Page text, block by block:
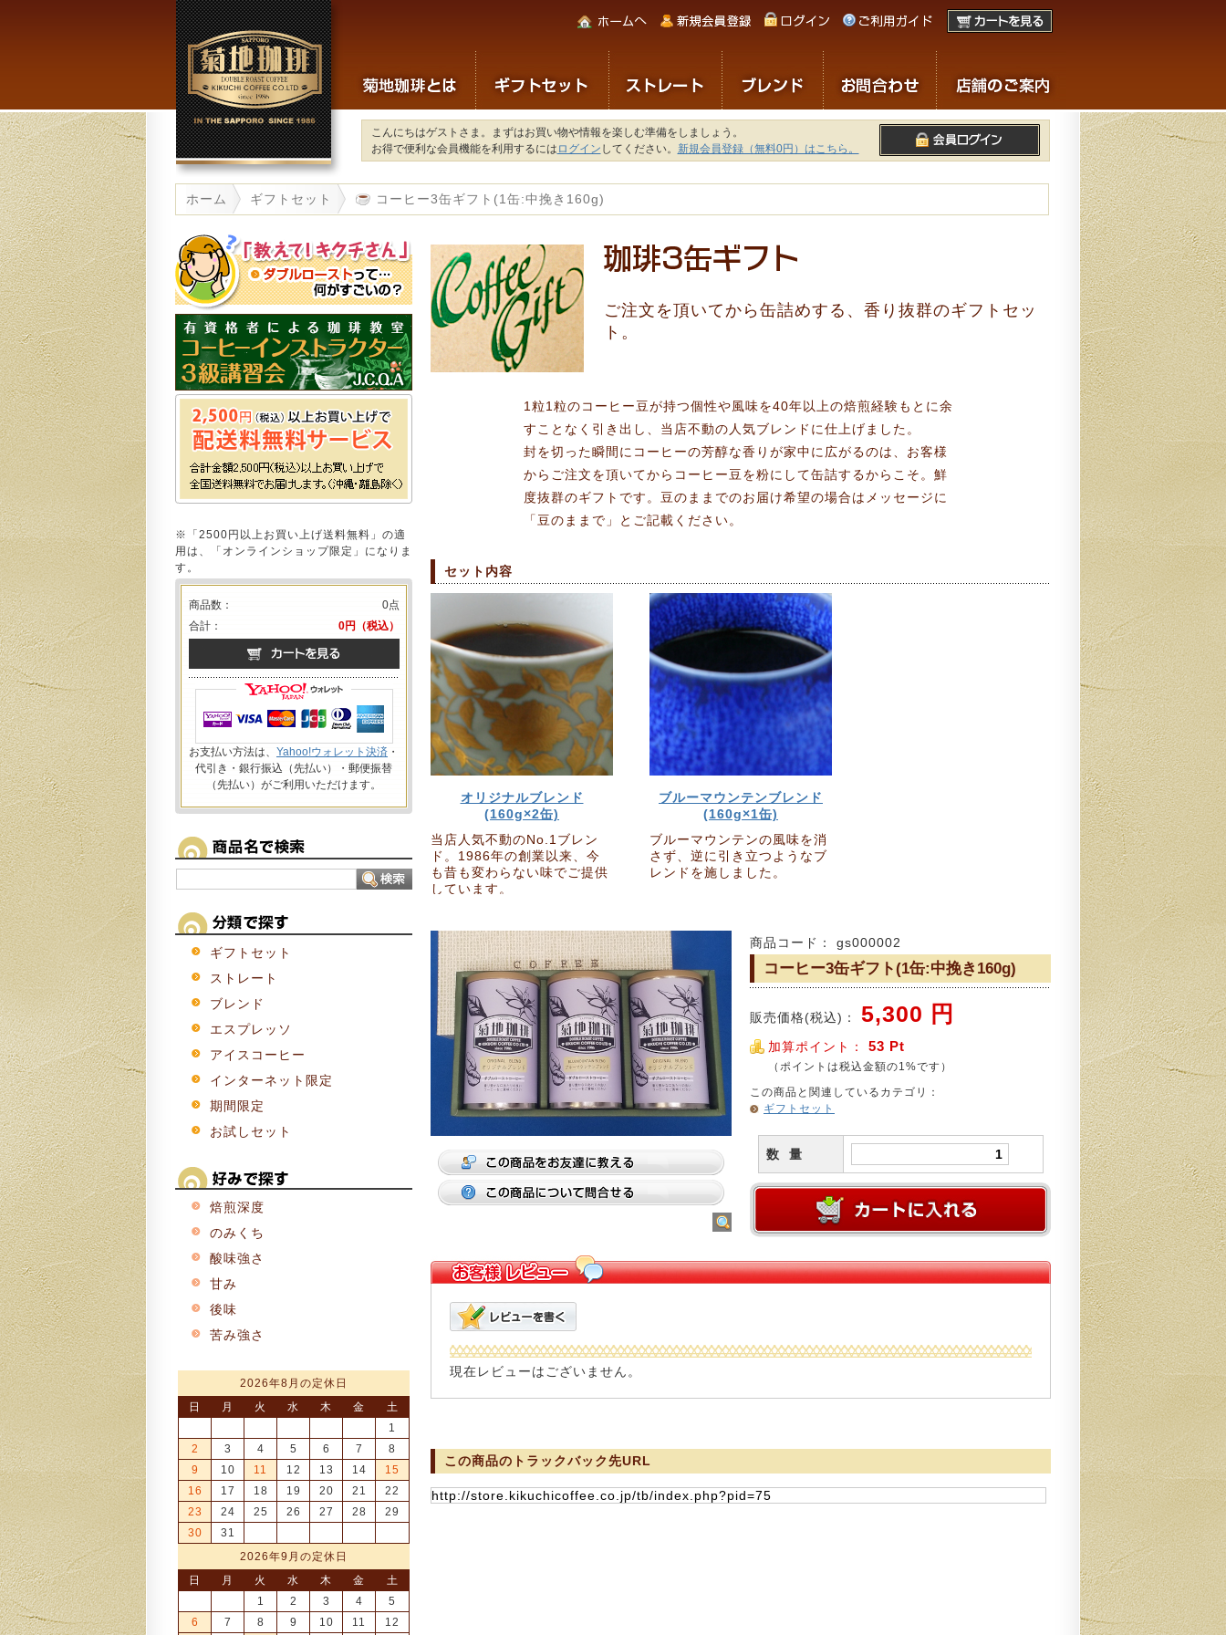
こんにちはゲストさま。まずはお買い物や情報を楽しむ準備をしましょう。
お得で便利な会員機能を利用するには ログイン してください。 新規会員登録（無料0円）はこちら。
ホーム ギフトセット コーヒー3缶ギフト(1缶:中挽き160g)
ご注文を頂いてから缶詰めする、香り抜群のギフトセッ
ト。
1粒1粒のコーヒー豆が持つ個性や風味を40年以上の焙煎経験もとに余
すことなく引き出し、当店不動の人気ブレンドに仕上げました。
封を切った瞬間にコーヒーの芳醇な香りが家中に広がるのは、お客様
からご注文を頂いてからコーヒー豆を粉にして缶詰するからこそ。鮮
度抜群のギフトです。豆のままでのお届け希望の場合はメッセージに
「豆のままで」とご記載ください。
セット内容
オリジナルブレンド
(160g×2缶)
当店人気不動のNo.1ブレン
ド。1986年の創業以来、今
も昔も変わらない味でご提供
しています。
ブルーマウンテンブレンド
(160g×1缶)
ブルーマウンテンの風味を消
さず、逆に引き立つようなブ
レンドを施しました。
商品コード： gs000002
コーヒー3缶ギフト(1缶:中挽き160g)
販売価格(税込)： 5,300 円
加算ポイント： 53 Pt
（ポイントは税込金額の1%です）
この商品と関連しているカテゴリ：
ギフトセット
数 量
現在レビューはございません。
この商品のトラックバック先URL
※「2500円以上お買い上げ送料無料」の適
用は、「オンラインショップ限定」になりま
す。
商品数：
0点
合計：
0円（税込）
お支払い方法は、 Yahoo!ウォレット決済 ・
代引き・銀行振込（先払い）・郵便振替
（先払い）がご利用いただけます。
ギフトセット
ストレート
ブレンド
エスプレッソ
アイスコーヒー
インターネット限定
期間限定
お試しセット
焙煎深度
のみくち
酸味強さ
甘み
後味
苦み強さ
2026年8月の定休日
日
月 火 水 木 金
土
1
2
3 4 5 6 7
8
9
10 11 12 13 14
15
16
17 18 19 20 21
22
23
24 25 26 27 28
29
30
31
2026年9月の定休日
日
月 火 水 木 金
土
1
2 3 4
5
6
7 8 9 10 11 12